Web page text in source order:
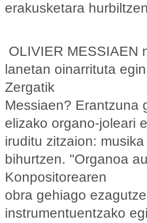
erakusketara
OLIVIER MESSIAEN
lanetan oinarrituta
Zergatik
Messiaen? Erantzuna
elizako organo-joleari
iruditu zitzaion:
bihurtzen. "Organoa
Konpositorearen
obra gehiago
instrumentuentzako